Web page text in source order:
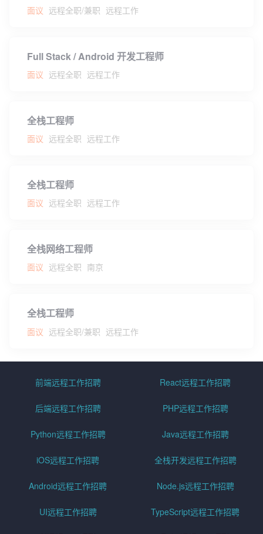
面议 远程全职/兼职 远程工作
Full Stack / Android 开发工程师
面议 远程全职 远程工作
全栈工程师
面议 远程全职 远程工作
全栈工程师
面议 远程全职 远程工作
全栈网络工程师
面议 远程全职 南京
全栈工程师
面议 远程全职/兼职 远程工作
前端远程工作招聘 React远程工作招聘
后端远程工作招聘 PHP远程工作招聘
Python远程工作招聘 Java远程工作招聘
iOS远程工作招聘 全栈开发远程工作招聘
Android远程工作招聘 Node.js远程工作招聘
UI远程工作招聘 TypeScript远程工作招聘